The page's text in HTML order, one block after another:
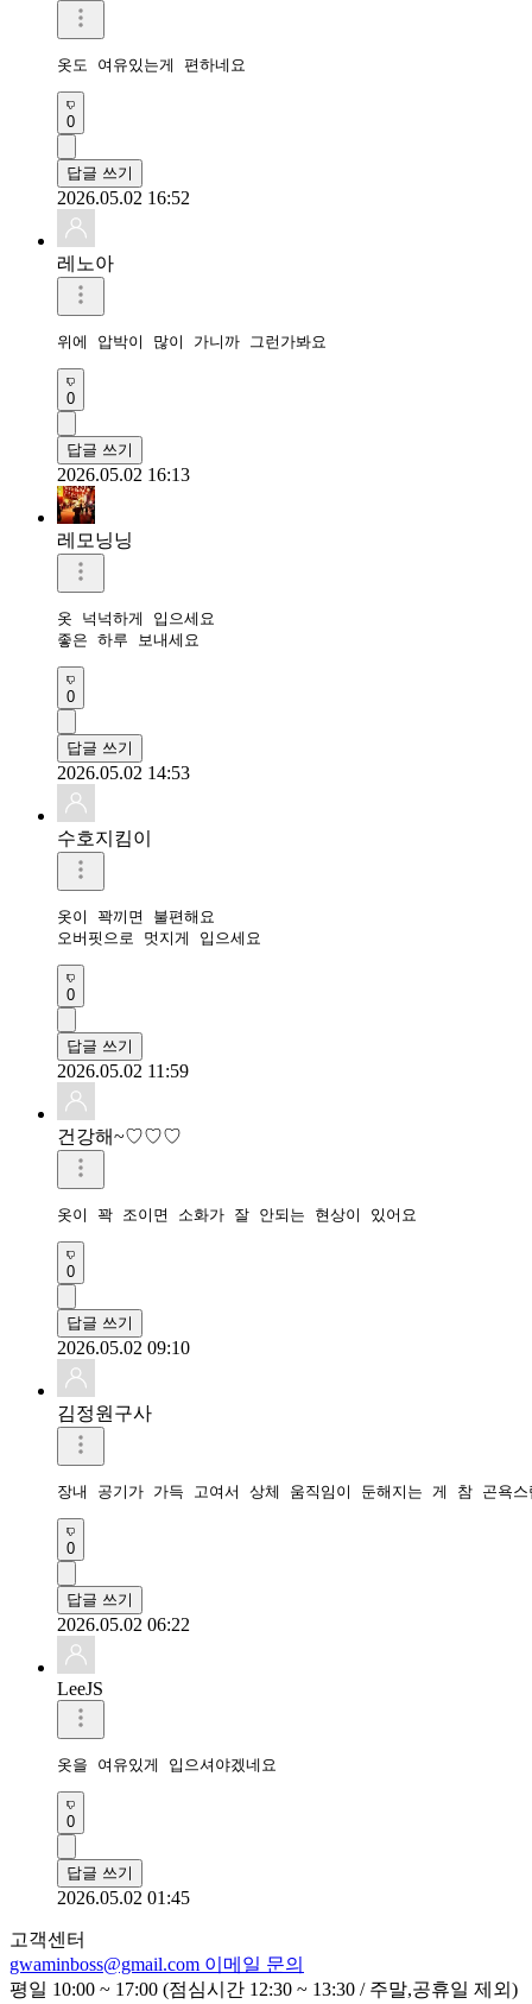
옷도 여유있는게 편하네요
0
답글 쓰기
2026.05.02 16:52
레노아
위에 압박이 많이 가니까 그런가봐요
0
답글 쓰기
2026.05.02 16:13
레모닝닝
옷 넉넉하게 입으세요
좋은 하루 보내세요
0
답글 쓰기
2026.05.02 14:53
수호지킴이
옷이 꽉끼면 불편해요
0
답글 쓰기
2026.05.02 11:59
건강해~♡♡♡
옷이 꽉 조이면 소화가 잘 안되는 현상이 있어요
0
답글 쓰기
2026.05.02 09:10
김정원구사
장내 공기가 가득 고여서 상체 움직임이 둔해지는 게 참 곤욕스
0
답글 쓰기
2026.05.02 06:22
LeeJS
옷을 여유있게 입으셔야겠네요
0
답글 쓰기
2026.05.02 01:45
고객센터
gwaminboss@gmail.com 이메일 문의
평일 10:00 ~ 17:00 (점심시간 12:30 ~ 13:30 / 주말,공휴일 제외)